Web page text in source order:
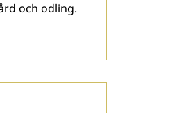
och odling.